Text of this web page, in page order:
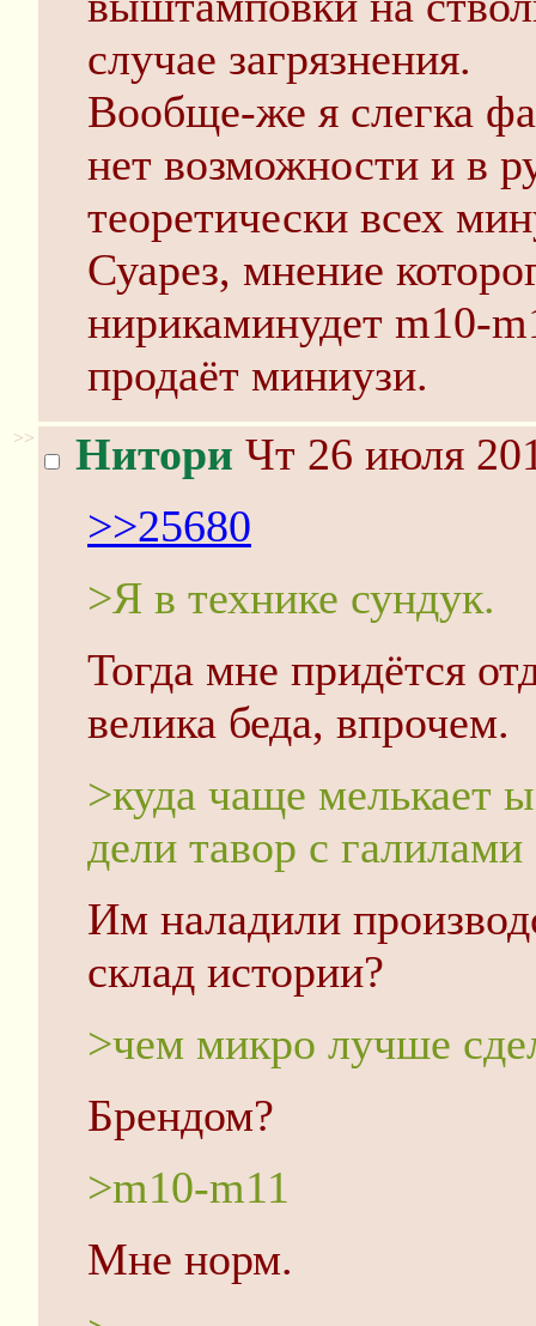
случае загрязнения.
Вообще-же я слегка
нет возможности и в
теоретически всех
Суарез, мнение
нирикаминудет m10-
продаёт миниузи.
>> Нитори Чт 26 июля
>>25680
>Я в технике сундук.
Тогда мне придётся
велика беда, впрочем.
>куда чаще мелькает
дели тавор с
Им наладили
склад истории?
>чем микро лучше
Брендом?
>m10-m11
Мне норм.